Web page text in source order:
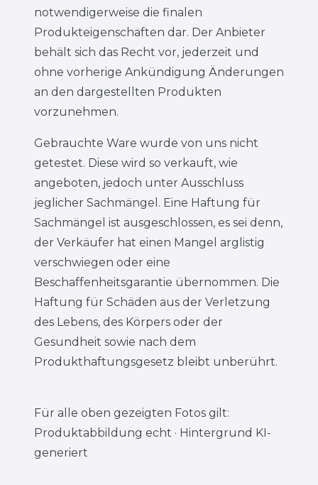
notwendigerweise die finalen
Produkteigenschaften dar. Der Anbieter
behält sich das Recht vor, jederzeit und
ohne vorherige Ankündigung Änderungen
an den dargestellten Produkten
vorzunehmen.
Gebrauchte Ware wurde von uns nicht
getestet. Diese wird so verkauft, wie
angeboten, jedoch unter Ausschluss
jeglicher Sachmängel. Eine Haftung für
Sachmängel ist ausgeschlossen, es sei denn,
der Verkäufer hat einen Mangel arglistig
verschwiegen oder eine
Beschaffenheitsgarantie übernommen. Die
Haftung für Schäden aus der Verletzung
des Lebens, des Körpers oder der
Gesundheit sowie nach dem
Produkthaftungsgesetz bleibt unberührt.
Für alle oben gezeigten Fotos gilt:
Produktabbildung echt · Hintergrund KI-
generiert